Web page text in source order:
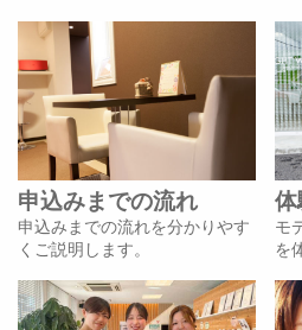
申込みまでの流れ
申込みまでの流れを分かりやす
くご説明します。
モ
を